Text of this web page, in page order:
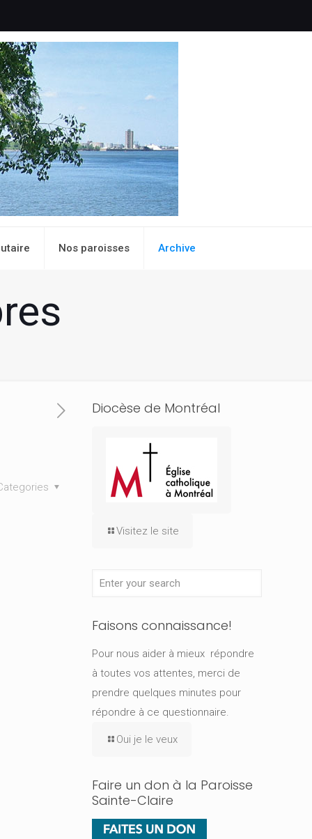
Nos paroisses Archive
Diocèse de Montréal
Visitez le site
Faisons connaissance!
Pour nous aider à mieux répondre
à toutes vos attentes, merci de
prendre quelques minutes pour
répondre à ce questionnaire.
Oui je le veux
Faire un don à la Paroisse
Sainte-Claire